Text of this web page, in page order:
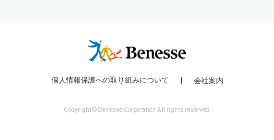
個人情報保護への取り組みについて 会社案内
Copyright © Benesse Corporation All rights reserved.